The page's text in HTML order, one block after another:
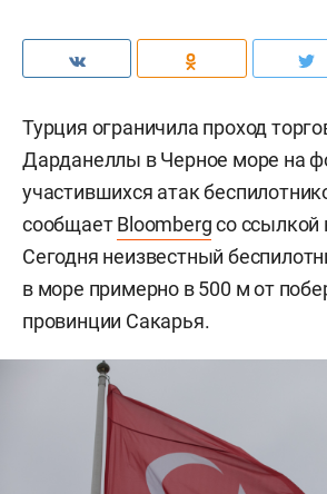
Турция ограничила проход
Дарданеллы в Черное море на
участившихся атак
сообщаетBloombergсо ссылкой
Сегодня неизвестный
в море примерно в 500 м от
провинции Сакарья.